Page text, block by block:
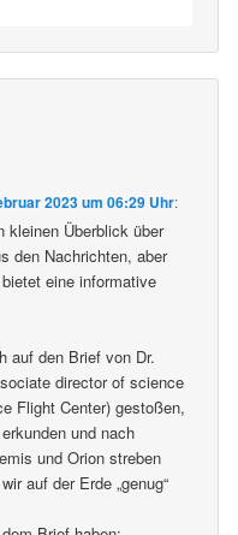
2023 um 06:29 Uhr:
kleinen Überblick über
den Nachrichten, aber
eine informative
auf den Brief von Dr.
director of science
Flight Center) gestoßen,
und nach
und Orion streben
auf der Erde „genug“